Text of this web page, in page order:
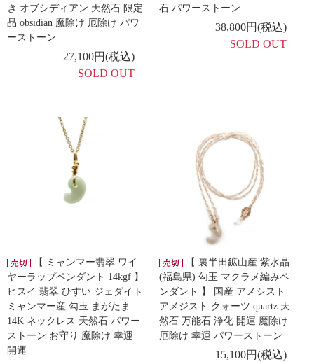
き オブシディアン 天然石 限定
品 obsidian 魔除け 厄除け パワ
ーストーン
27,100円(税込)
SOLD OUT
石 パワーストーン
38,800円(税込)
SOLD OUT
【 ミャンマー翡翠 ワイ
ヤーラップペンダント 14kgf 】
ヒスイ 翡翠 ひすい ジェダイト
ミャンマー産 勾玉 まがたま
14K ネックレス 天然石 パワー
ストーン お守り 魔除け 幸運
開運
【 裏半田鉱山産 紫水晶
(福島県) 勾玉 マクラメ編みペ
ンダント 】 国産 アメシスト
アメジスト クォーツ quartz 天
然石 万能石 浄化 開運 魔除け
厄除け 幸運 パワーストーン
15,100円(税込)